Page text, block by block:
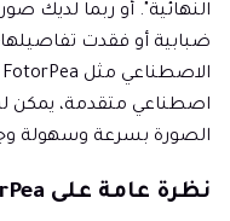
النهائية". أو ربما لديك
ضبابية أو فقدت تفاصيلها؛
اصطناعي متقدمة، يمكن
الصورة بسرعة وسهولة
نظرة عامة على HitPaw FotorPea